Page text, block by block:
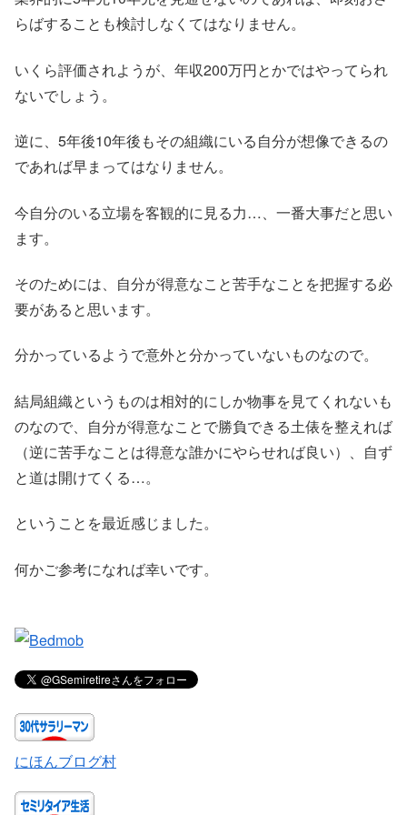
らばすることも検討しなくてはなりません。
いくら評価されようが、年収200万円とかではやってられ
ないでしょう。
逆に、5年後10年後もその組織にいる自分が想像できるの
であれば早まってはなりません。
今自分のいる立場を客観的に見る力…、一番大事だと思い
ます。
そのためには、自分が得意なこと苦手なことを把握する必
要があると思います。
分かっているようで意外と分かっていないものなので。
結局組織というものは相対的にしか物事を見てくれないも
のなので、自分が得意なことで勝負できる土俵を整えれば
（逆に苦手なことは得意な誰かにやらせれば良い）、自ず
と道は開けてくる…。
ということを最近感じました。
何かご参考になれば幸いです。
にほんブログ村